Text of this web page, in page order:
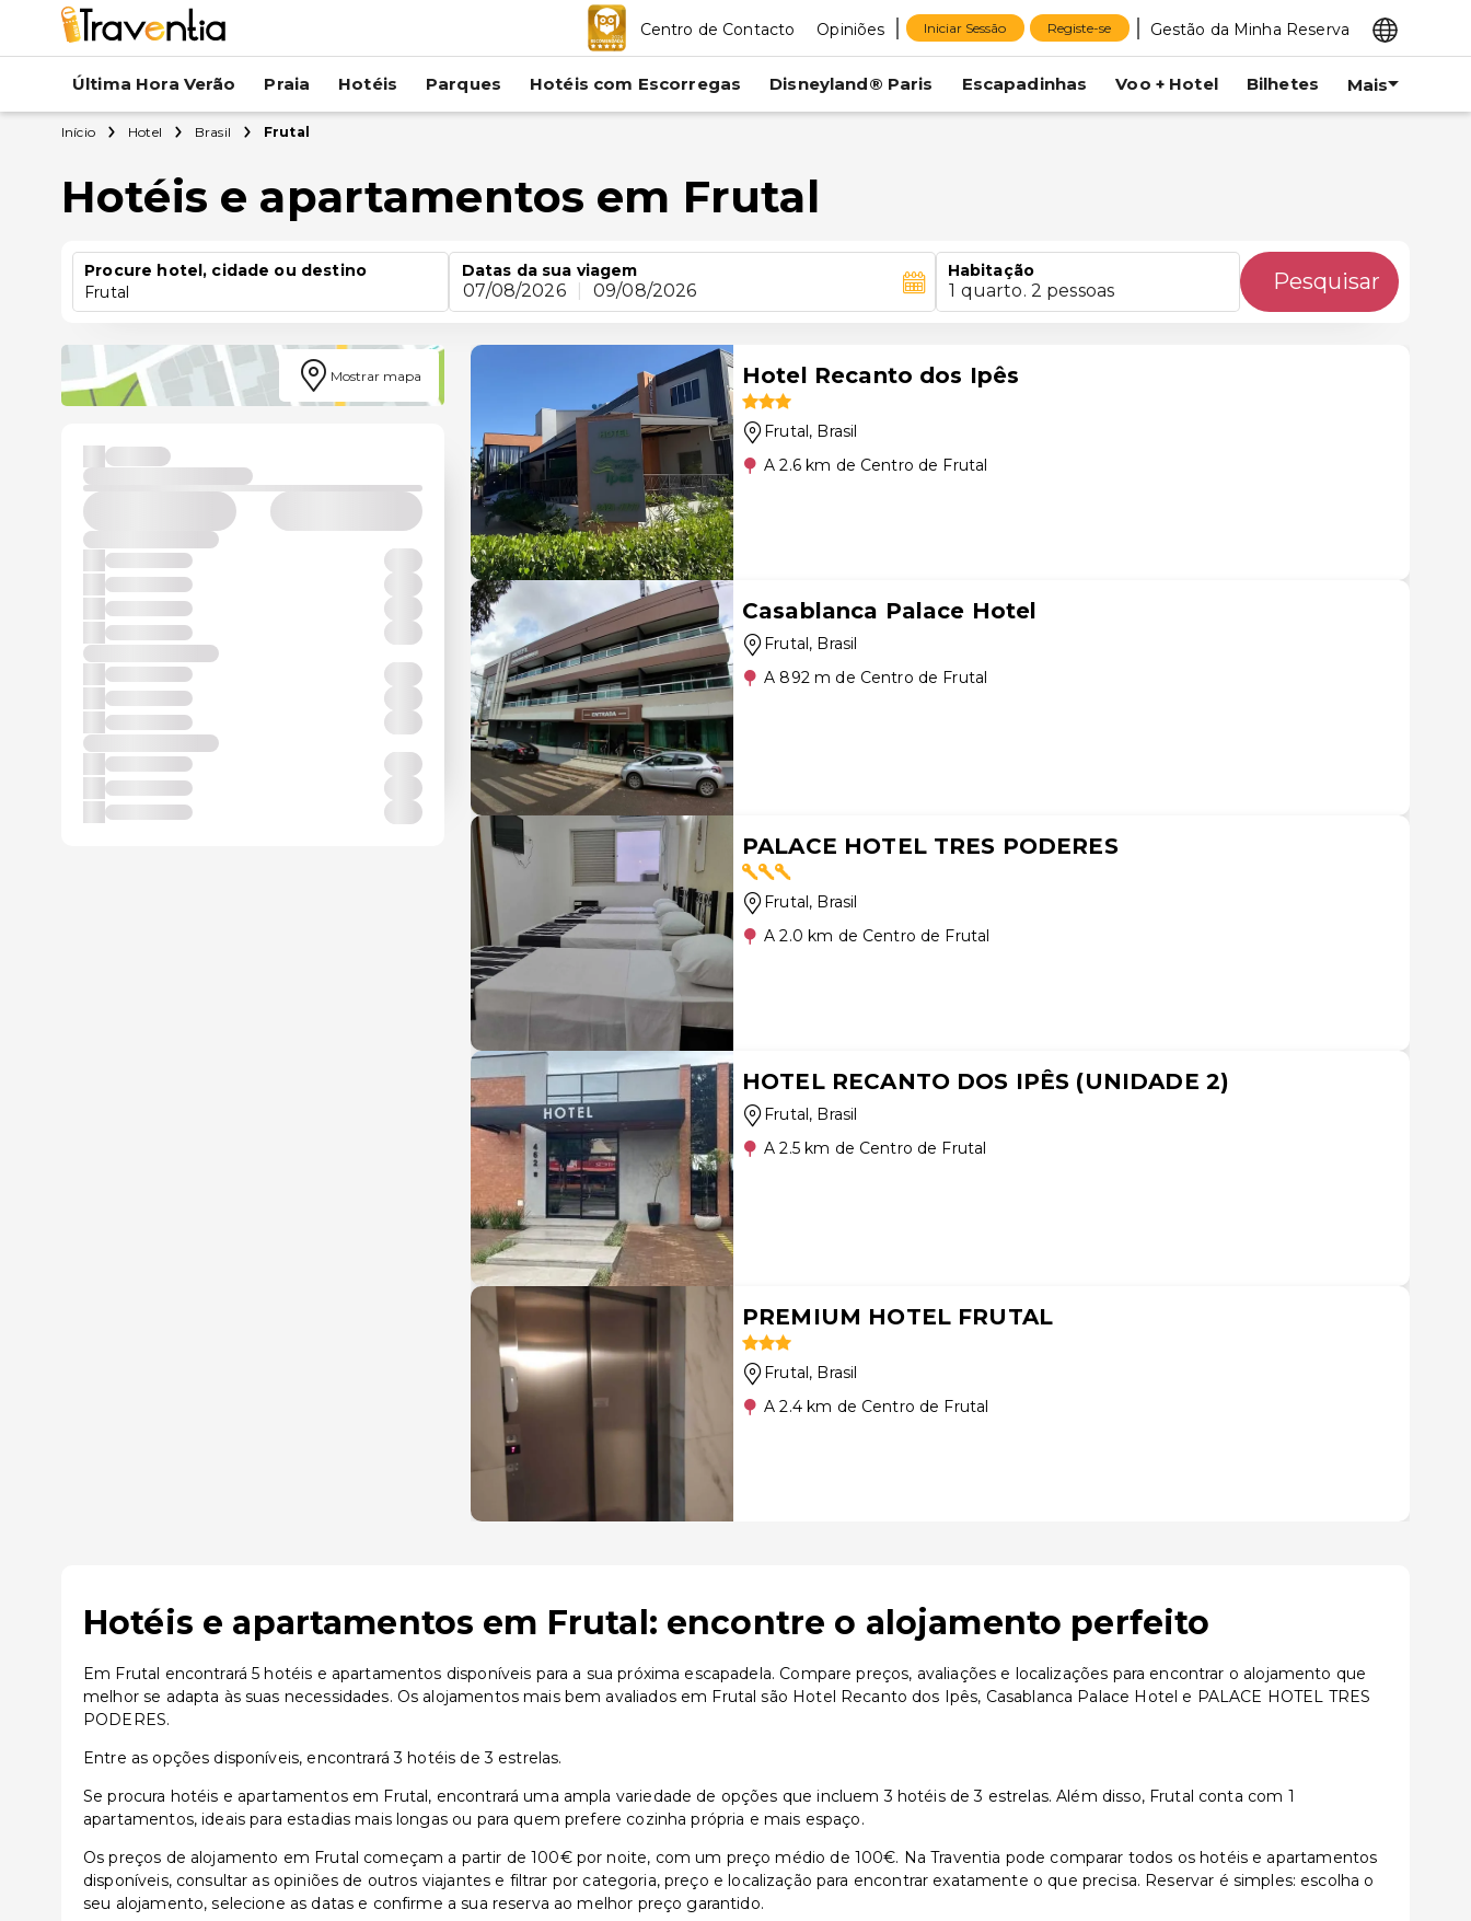
Centro de Contacto Opiniões Iniciar Sessão Registe-se Gestão da Minha Reserva
Última Hora Verão Praia Hotéis Parques Hotéis com Escorregas Disneyland® Paris Escapadinhas Voo + Hotel Bilhetes Mais
Início Hotel Brasil Frutal
Hotéis e apartamentos em Frutal
Procure hotel, cidade ou destino
Frutal
Datas da sua viagem
07/08/2026 09/08/2026
Habitação
1 quarto. 2 pessoas Pesquisar
Mostrar mapa Hotel Recanto dos Ipês
Frutal, Brasil
A 2.6 km de Centro de Frutal
Casablanca Palace Hotel
Frutal, Brasil
A 892 m de Centro de Frutal
PALACE HOTEL TRES PODERES
Frutal, Brasil
A 2.0 km de Centro de Frutal
HOTEL RECANTO DOS IPÊS (UNIDADE 2)
Frutal, Brasil
A 2.5 km de Centro de Frutal
PREMIUM HOTEL FRUTAL
Frutal, Brasil
A 2.4 km de Centro de Frutal
Hotéis e apartamentos em Frutal: encontre o alojamento perfeito
Em Frutal encontrará 5 hotéis e apartamentos disponíveis para a sua próxima escapadela. Compare preços, avaliações e localizações para encontrar o alojamento que
melhor se adapta às suas necessidades. Os alojamentos mais bem avaliados em Frutal são Hotel Recanto dos Ipês, Casablanca Palace Hotel e PALACE HOTEL TRES
PODERES.
Entre as opções disponíveis, encontrará 3 hotéis de 3 estrelas.
Se procura hotéis e apartamentos em Frutal, encontrará uma ampla variedade de opções que incluem 3 hotéis de 3 estrelas. Além disso, Frutal conta com 1
apartamentos, ideais para estadias mais longas ou para quem prefere cozinha própria e mais espaço.
Os preços de alojamento em Frutal começam a partir de 100€ por noite, com um preço médio de 100€. Na Traventia pode comparar todos os hotéis e apartamentos
disponíveis, consultar as opiniões de outros viajantes e filtrar por categoria, preço e localização para encontrar exatamente o que precisa. Reservar é simples: escolha o
seu alojamento, selecione as datas e confirme a sua reserva ao melhor preço garantido.